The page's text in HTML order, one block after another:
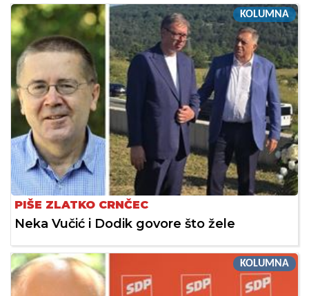
KOLUMNA
PIŠE ZLATKO CRNČEC
Neka Vučić i Dodik govore što žele
KOLUMNA